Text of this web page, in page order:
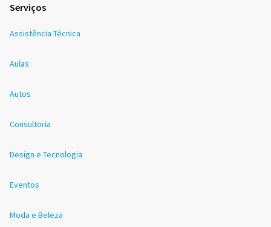
Serviços
Assistência Técnica
Aulas
Autos
Consultoria
Design e Tecnologia
Eventos
Moda e Beleza